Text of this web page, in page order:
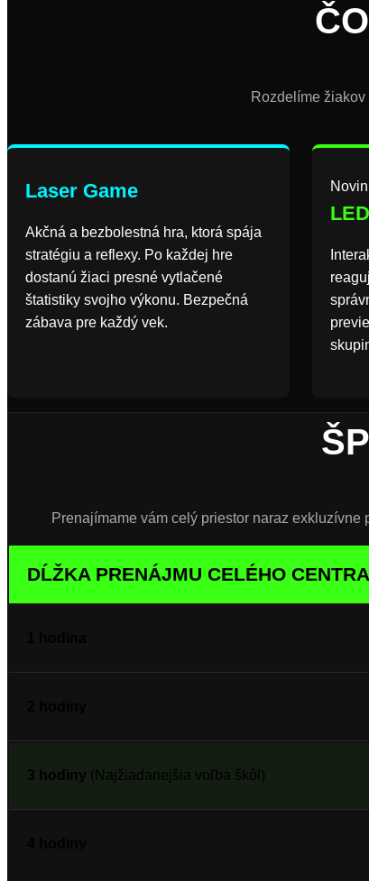
Rozdelíme
Laser Game
Akčná a bezbolestná hra, ktorá spája
stratégiu a reflexy. Po každej hre
dostanú žiaci presné vytlačené
štatistiky svojho výkonu. Bezpečná
zábava pre každý vek.
Prenajímame vám celý priestor naraz
DĹŽKA PRENÁJMU CELÉHO CENTRA
3 hodiny (Najžiadanejšia voľba škôl)